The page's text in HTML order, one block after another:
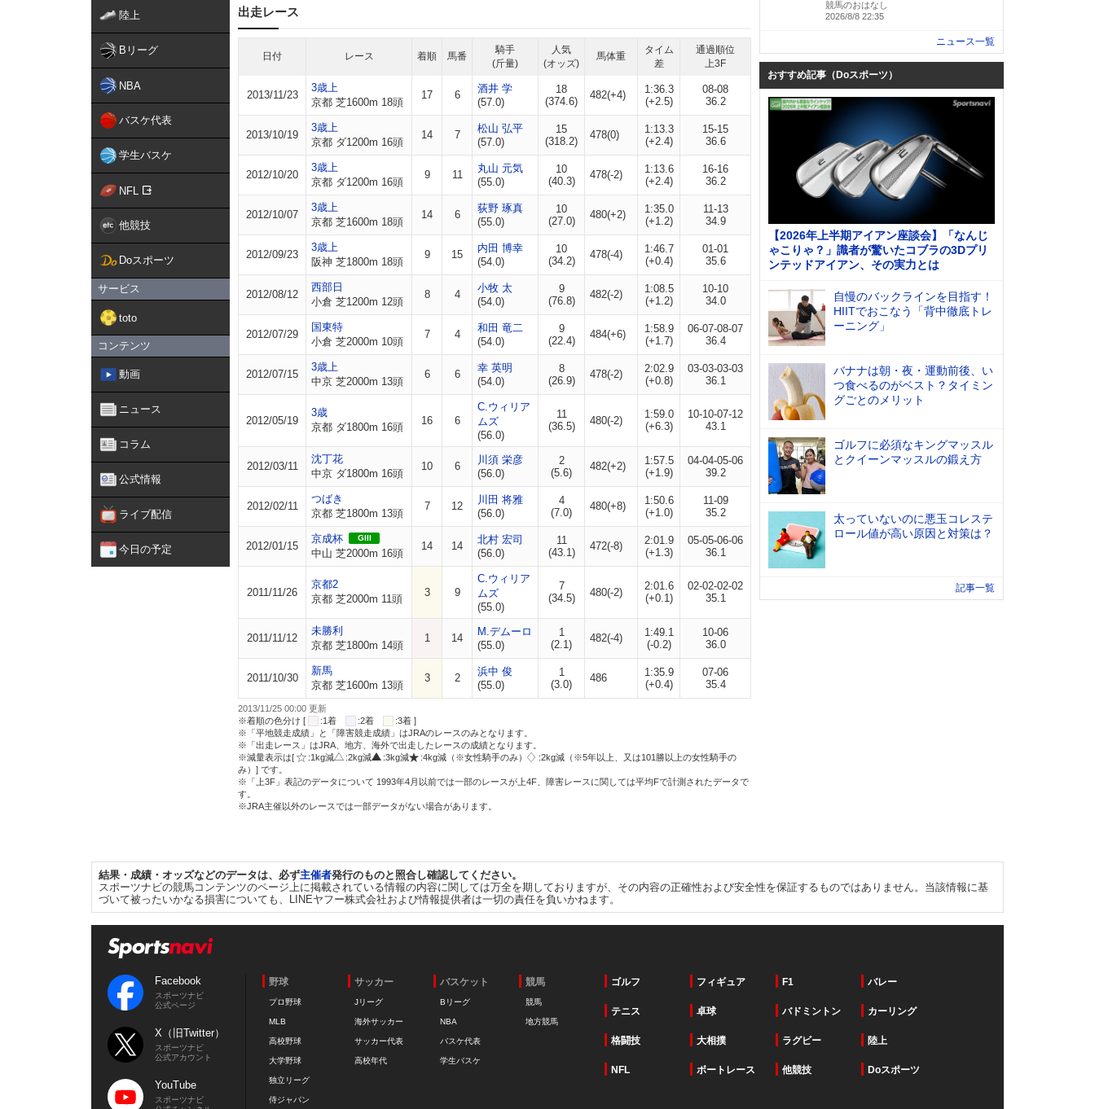
陸上
Bリーグ
NBA
バスケ代表
学生バスケ
NFL
他競技
Doスポーツ
サービス
toto
コンテンツ
動画
ニュース
コラム
公式情報
ライブ配信
今日の予定
出走レース
日付 レース 着順 馬番
騎手
(斤量)
人気
(オッズ)
馬体重
タイム
差
通過順位
上3F
2013/11/23
3歳上
京都 芝1600m 18頭
17 6
酒井 学
(57.0)
18
(374.6)
482(+4)
1:36.3
(+2.5)
08-08
36.2
2013/10/19
3歳上
京都 ダ1200m 16頭
14 7
松山 弘平
(57.0)
15
(318.2)
478(0)
1:13.3
(+2.4)
15-15
36.6
2012/10/20
3歳上
京都 ダ1200m 16頭
9 11
丸山 元気
(55.0)
10
(40.3)
478(-2)
1:13.6
(+2.4)
16-16
36.2
2012/10/07
3歳上
京都 芝1600m 18頭
14 6
荻野 琢真
(55.0)
10
(27.0)
480(+2)
1:35.0
(+1.2)
11-13
34.9
2012/09/23
3歳上
阪神 芝1800m 18頭
9 15
内田 博幸
(54.0)
10
(34.2)
478(-4)
1:46.7
(+0.4)
01-01
35.6
2012/08/12
西部日
小倉 芝1200m 12頭
8 4
小牧 太
(54.0)
9
(76.8)
482(-2)
1:08.5
(+1.2)
10-10
34.0
2012/07/29
国東特
小倉 芝2000m 10頭
7 4
和田 竜二
(54.0)
9
(22.4)
484(+6)
1:58.9
(+1.7)
06-07-08-07
36.4
2012/07/15
3歳上
中京 芝2000m 13頭
6 6
幸 英明
(54.0)
8
(26.9)
478(-2)
2:02.9
(+0.8)
03-03-03-03
36.1
2012/05/19
3歳
京都 ダ1800m 16頭
16 6
C.ウィリア
ムズ
(56.0)
11
(36.5)
480(-2)
1:59.0
(+6.3)
10-10-07-12
43.1
2012/03/11
沈丁花
中京 ダ1800m 16頭
10 6
川須 栄彦
(56.0)
2
(5.6)
482(+2)
1:57.5
(+1.9)
04-04-05-06
39.2
2012/02/11
つばき
京都 芝1800m 13頭
7 12
川田 将雅
(56.0)
4
(7.0)
480(+8)
1:50.6
(+1.0)
11-09
35.2
2012/01/15
京成杯 GIII
中山 芝2000m 16頭
14 14
北村 宏司
(56.0)
11
(43.1)
472(-8)
2:01.9
(+1.3)
05-05-06-06
36.1
2011/11/26
京都2
京都 芝2000m 11頭
3 9
C.ウィリア
ムズ
(55.0)
7
(34.5)
480(-2)
2:01.6
(+0.1)
02-02-02-02
35.1
2011/11/12
未勝利
京都 芝1800m 14頭
1 14
M.デムーロ
(55.0)
1
(2.1)
482(-4)
1:49.1
(-0.2)
10-06
36.0
2011/10/30
新馬
京都 芝1600m 13頭
3 2
浜中 俊
(55.0)
1
(3.0)
486
1:35.9
(+0.4)
07-06
35.4
2013/11/25 00:00 更新
※着順の色分け [
:1着 :2着
:3着 ]
※「平地競走成績」と「障害競走成績」はJRAのレースのみとなります。
※「出走レース」はJRA、地方、海外で出走したレースの成績となります。
※減量表示は[
:1kg減 :2kg減 :3kg減 :4kg減（※女性騎手のみ）
:2kg減（※5年以上、又は101勝以上の女性騎手の
み）] です。
※「上3F」表記のデータについて 1993年4月以前では一部のレースが上4F、障害レースに関しては平均Fで計測されたデータで
す。
※JRA主催以外のレースでは一部データがない場合があります。
競馬のおはなし
2026/8/8 22:35
ニュース一覧
おすすめ記事（Doスポーツ）
【2026年上半期アイアン座談会】「なんじ
ゃこりゃ？」識者が驚いたコブラの3Dプリ
ンテッドアイアン、その実力とは
自慢のバックラインを目指す！
HIITでおこなう「背中徹底トレ
ーニング」
バナナは朝・夜・運動前後、い
つ食べるのがベスト？タイミン
グごとのメリット
ゴルフに必須なキングマッスル
とクイーンマッスルの鍛え方
太っていないのに悪玉コレステ
ロール値が高い原因と対策は？
記事一覧
結果・成績・オッズなどのデータは、必ず主催者発行のものと照合し確認してください。
スポーツナビの競馬コンテンツのページ上に掲載されている情報の内容に関しては万全を期しておりますが、その内容の正確性および安全性を保証するものではありません。当該情報に基
づいて被ったいかなる損害についても、LINEヤフー株式会社および情報提供者は一切の責任を負いかねます。
Facebook
スポーツナビ
公式ページ
X（旧Twitter）
スポーツナビ
公式アカウント
YouTube
スポーツナビ
野球
プロ野球
MLB
高校野球
大学野球
独立リーグ
侍ジャパン
サッカー
Jリーグ
海外サッカー
サッカー代表
高校年代
バスケット
Bリーグ
NBA
バスケ代表
学生バスケ
競馬
競馬
地方競馬
ゴルフ フィギュア F1 バレー
テニス 卓球 バドミントン カーリング
格闘技 大相撲 ラグビー 陸上
NFL ボートレース 他競技 Doスポーツ